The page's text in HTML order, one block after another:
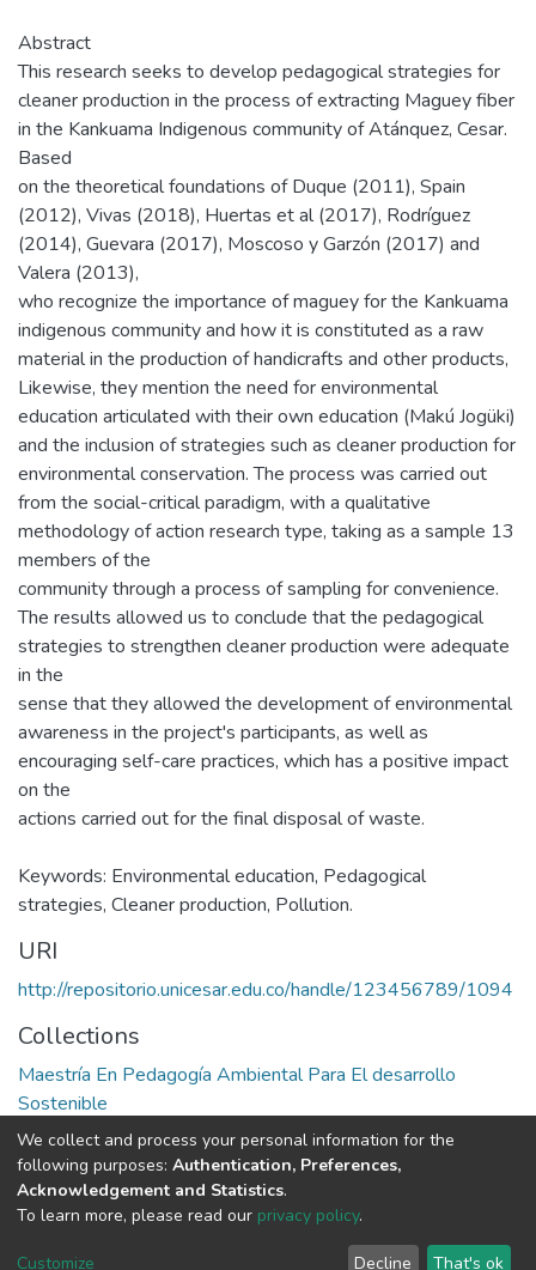
Abstract
This research seeks to develop pedagogical strategies for
cleaner production in the process of extracting Maguey fiber
in the Kankuama Indigenous community of Atánquez, Cesar.
Based
on the theoretical foundations of Duque (2011), Spain
(2012), Vivas (2018), Huertas et al (2017), Rodríguez
(2014), Guevara (2017), Moscoso y Garzón (2017) and
Valera (2013),
who recognize the importance of maguey for the Kankuama
indigenous community and how it is constituted as a raw
material in the production of handicrafts and other products,
Likewise, they mention the need for environmental
education articulated with their own education (Makú Jogüki)
and the inclusion of strategies such as cleaner production for
environmental conservation. The process was carried out
from the social-critical paradigm, with a qualitative
methodology of action research type, taking as a sample 13
members of the
community through a process of sampling for convenience.
The results allowed us to conclude that the pedagogical
strategies to strengthen cleaner production were adequate
in the
sense that they allowed the development of environmental
awareness in the project's participants, as well as
encouraging self-care practices, which has a positive impact
on the
actions carried out for the final disposal of waste.
Keywords: Environmental education, Pedagogical
strategies, Cleaner production, Pollution.
URI
http://repositorio.unicesar.edu.co/handle/123456789/1094
Collections
Maestría En Pedagogía Ambiental Para El desarrollo
Sostenible
Full item page
DSpace software copyright © 2002-2026
Cookie End User Send
We collect and process your personal information for the
following purposes: Authentication, Preferences,
Acknowledgement and Statistics.
To learn more, please read our privacy policy.
Customize Decline That's ok